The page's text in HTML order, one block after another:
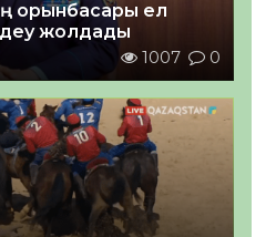
орынбасары ел
жолдады
1007 0